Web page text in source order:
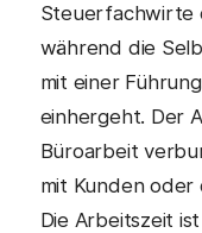
Steuerfachwirte
während die
mit einer
einhergeht. Der
Büroarbeit
mit Kunden
Die Arbeitszeit